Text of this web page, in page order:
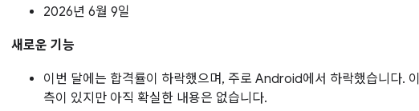
2026년 6월 9일
새로운 기능
이번 달에는 합격률이 하락했으며, 주로 Android에서 하락했습니다.
측이 있지만 아직 확실한 내용은 없습니다.